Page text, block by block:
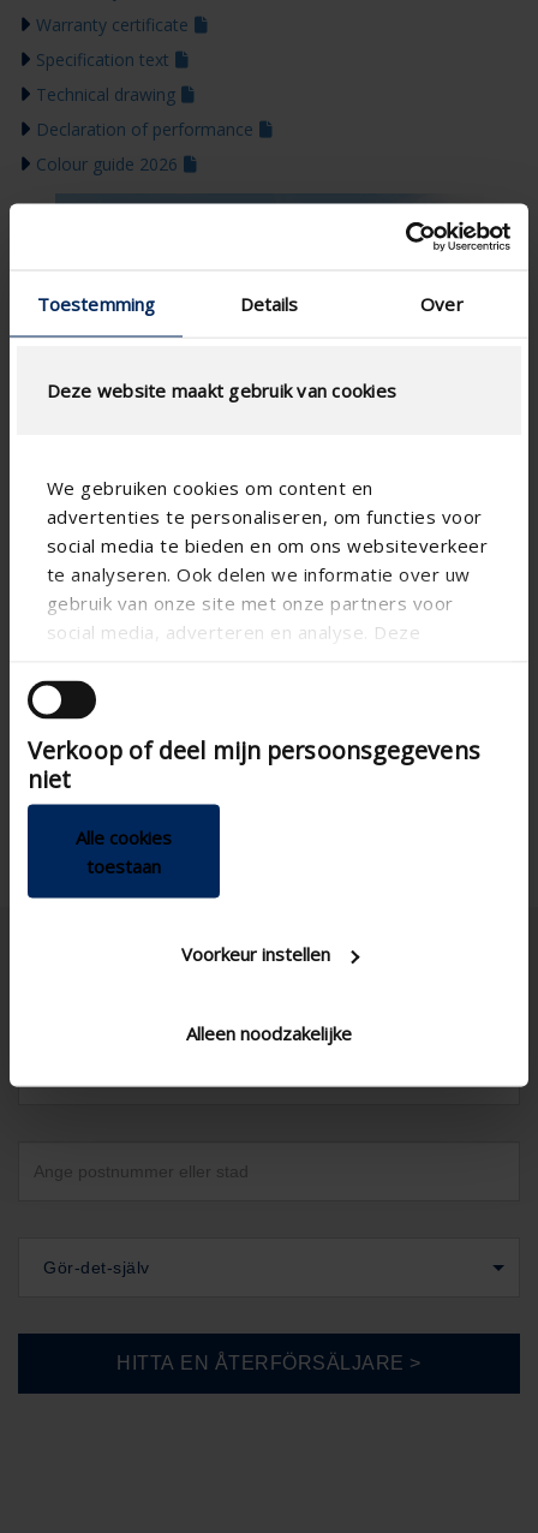
Toestemming Details Over
Deze website maakt gebruik van cookies
We gebruiken cookies om content en
advertenties te personaliseren, om functies voor
social media te bieden en om ons websiteverkeer
te analyseren. Ook delen we informatie over uw
gebruik van onze site met onze partners voor
social media, adverteren en analyse. Deze
andere informatie die u aan ze heeft verstrekt of
die ze hebben verzameld op basis van uw gebruik
van hun services.
Verkoop of deel mijn persoonsgegevens
niet
Alle cookies
toestaan
Voorkeur instellen
Alleen noodzakelijke
Warranty certificate
Specification text
Technical drawing
Declaration of performance
Colour guide 2026

Gör-det-själv